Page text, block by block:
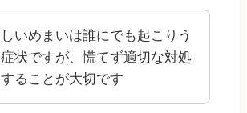
いめまいは誰にでも起こりう
状ですが、慌てず適切な対処
ることが大切です